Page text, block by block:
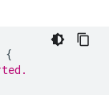
{